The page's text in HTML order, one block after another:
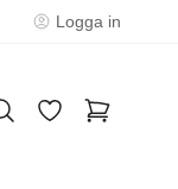
Logga in